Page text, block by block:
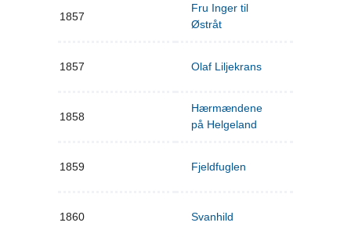
1857
Fru Inger til
Østråt
1857 Olaf Liljekrans
1858
Hærmændene
på Helgeland
1859 Fjeldfuglen
1860 Svanhild